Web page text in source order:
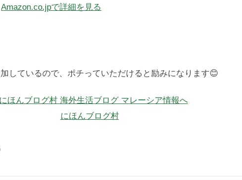
Amazon.co.jpで詳細を見る
しているので、ポチっていただけると励みになります😊
にほんブログ村